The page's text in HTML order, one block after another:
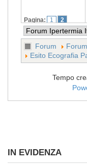
Pagina: 1 2
Forum
Esito Ecografia
Tempo
IN EVIDENZA